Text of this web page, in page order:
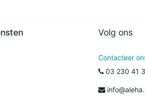
Volg ons
Contacteer
03 230 41